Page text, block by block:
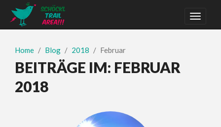
Home Blog 2018 Februar
BEITRÄGE IM: FEBRUAR
2018